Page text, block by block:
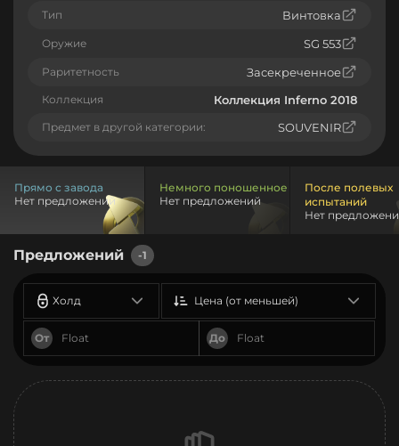
Тип Винтовка
Оружие SG 553
Раритетность Засекреченное
Коллекция Коллекция Inferno 2018
Предмет в другой категории: SOUVENIR
Прямо с завода
Нет предложений
Немного поношенное
Нет предложений
После полевых
испытаний
Нет
Предложений -1
Холд
От До
Цена (от меньшей)